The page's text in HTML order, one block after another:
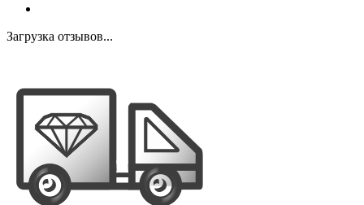
Загрузка отзывов...